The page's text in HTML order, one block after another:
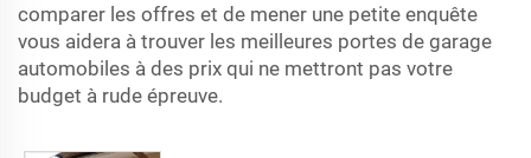
comparer les offres et de mener une petite enquête
vous aidera à trouver les meilleures portes de garage
automobiles à des prix qui ne mettront pas votre
budget à rude épreuve.